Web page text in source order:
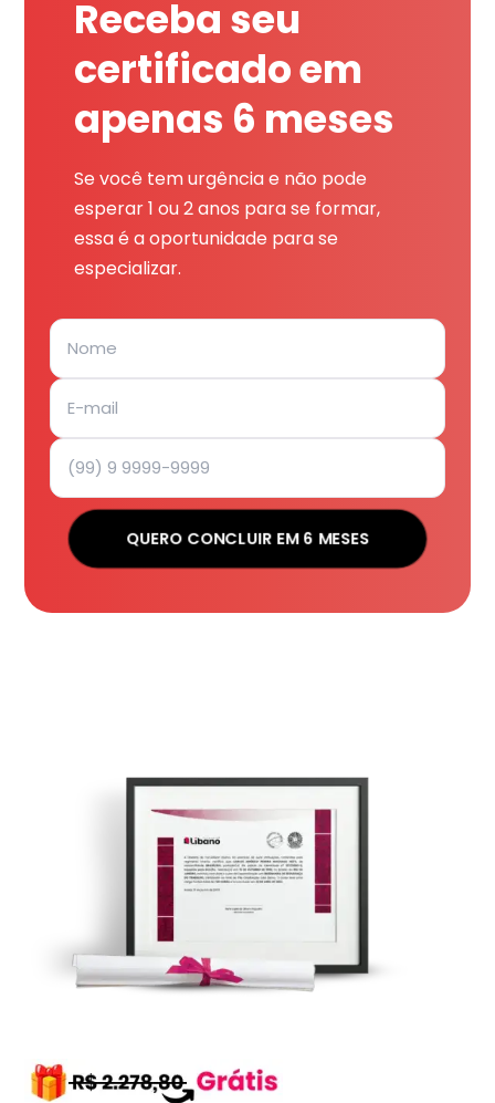
Receba seu
certificado em
apenas 6 meses
Se você tem urgência e não pode
esperar 1 ou 2 anos para se formar,
essa é a oportunidade para se
especializar.
QUERO CONCLUIR EM 6 MESES